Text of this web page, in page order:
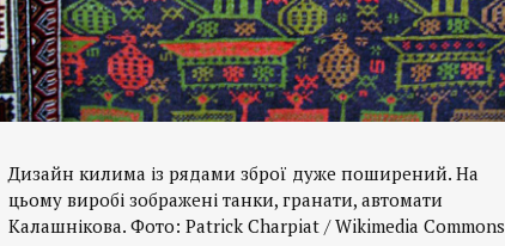
Дизайн килима із рядами зброї дуже поширений. На
цьому виробі зображені танки, гранати, автомати
Калашнікова. Фото: Patrick Сharpiat / Wikimedia Commons